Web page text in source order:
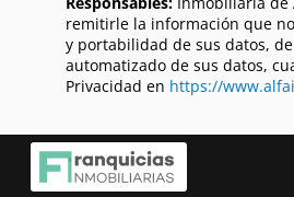
remitirle la información que
y portabilidad de sus datos,
automatizado de sus datos,
Privacidad en https://